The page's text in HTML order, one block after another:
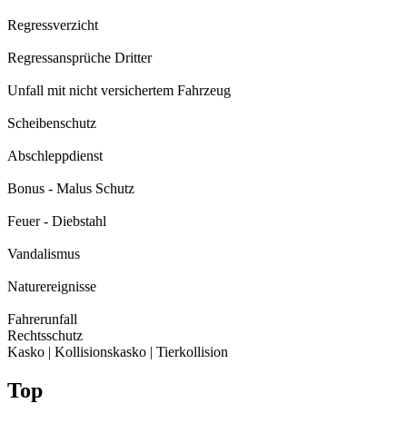
Regressverzicht
Regressansprüche Dritter
Unfall mit nicht versichertem Fahrzeug
Scheibenschutz
Abschleppdienst
Bonus - Malus Schutz
Feuer - Diebstahl
Vandalismus
Naturereignisse
Fahrerunfall
Rechtsschutz
Kasko | Kollisionskasko | Tierkollision
Top